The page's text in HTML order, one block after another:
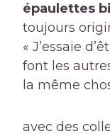
épaulettes
toujours
« J’essaie
font les
la même
avec des